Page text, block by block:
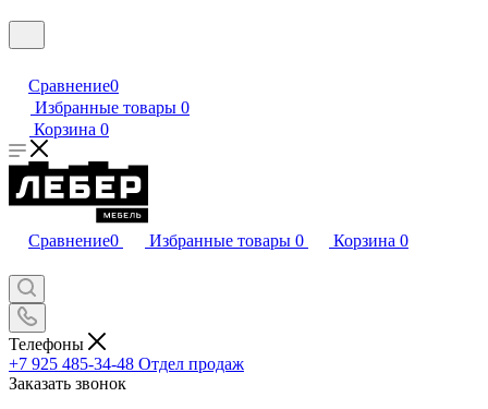
Сравнение0
Избранные товары 0
Корзина 0
Сравнение0 Избранные товары 0 Корзина 0
Телефоны
+7 925 485-34-48 Отдел продаж
Заказать звонок